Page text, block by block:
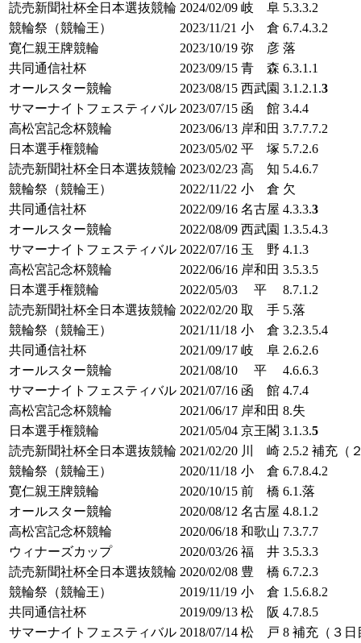
読売新聞社杯全日本選抜競輪 2024/02/09 岐 阜 5.3.3.2
競輪祭（競輪王）
2023/11/21 小 倉 6.7.4.3.2
寛仁親王牌競輪
2023/10/19 弥 彦 落
共同通信社杯
2023/09/15 青 森 6.3.1.1
オールスター競輪
2023/08/15 西武園 3.1.2.1.3
サマーナイトフェスティバル 2023/07/15 函 館 3.4.4
高松宮記念杯競輪
2023/06/13 岸和田 3.7.7.7.2
日本選手権競輪
2023/05/02 平 塚 5.7.2.6
読売新聞社杯全日本選抜競輪 2023/02/23 高 知 5.4.6.7
競輪祭（競輪王）
2022/11/22 小 倉 欠
共同通信社杯
2022/09/16 名古屋 4.3.3.3
オールスター競輪
2022/08/09 西武園 1.3.5.4.3
サマーナイトフェスティバル 2022/07/16 玉 野 4.1.3
高松宮記念杯競輪
2022/06/16 岸和田 3.5.3.5
日本選手権競輪
2022/05/03 平
8.7.1.2
読売新聞社杯全日本選抜競輪 2022/02/20 取 手 5.落
競輪祭（競輪王）
2021/11/18 小 倉 3.2.3.5.4
共同通信社杯
2021/09/17 岐 阜 2.6.2.6
オールスター競輪
2021/08/10 平
4.6.6.3
サマーナイトフェスティバル 2021/07/16 函 館 4.7.4
高松宮記念杯競輪
2021/06/17 岸和田 8.失
日本選手権競輪
2021/05/04 京王閣 3.1.3.5
読売新聞社杯全日本選抜競輪 2021/02/20 川 崎 2.5.2 補充（
競輪祭（競輪王）
2020/11/18 小 倉 6.7.8.4.2
寛仁親王牌競輪
2020/10/15 前 橋 6.1.落
オールスター競輪
2020/08/12 名古屋 4.8.1.2
高松宮記念杯競輪
2020/06/18 和歌山 7.3.7.7
ウィナーズカップ
2020/03/26 福 井 3.5.3.3
読売新聞社杯全日本選抜競輪 2020/02/08 豊 橋 6.7.2.3
競輪祭（競輪王）
2019/11/19 小 倉 1.5.6.8.2
共同通信社杯
2019/09/13 松 阪 4.7.8.5
サマーナイトフェスティバル 2018/07/14 松 戸 8 補充（３日